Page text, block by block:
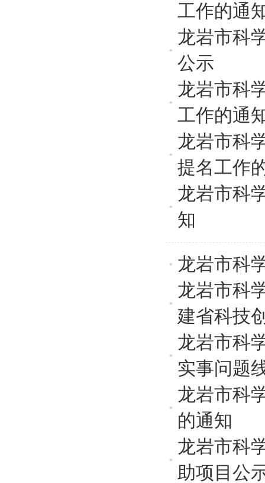
工作的通
龙岩市科
公示
龙岩市科
工作的通
龙岩市科
提名工作
龙岩市科
知
龙岩市科
龙岩市科
建省科技
龙岩市科
实事问题
龙岩市科
的通知
龙岩市科
助项目公